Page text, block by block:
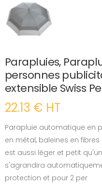
Parapluies,
personnes
extensible Swiss
22.13 € HT
Parapluie automatique en
en métal, baleines en fibres
est aussi léger et petit
s'agrandira
protection et pour 2 per